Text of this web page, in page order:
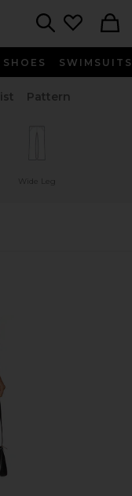
SHOES SWIMSUITS
Pattern
Wide Leg